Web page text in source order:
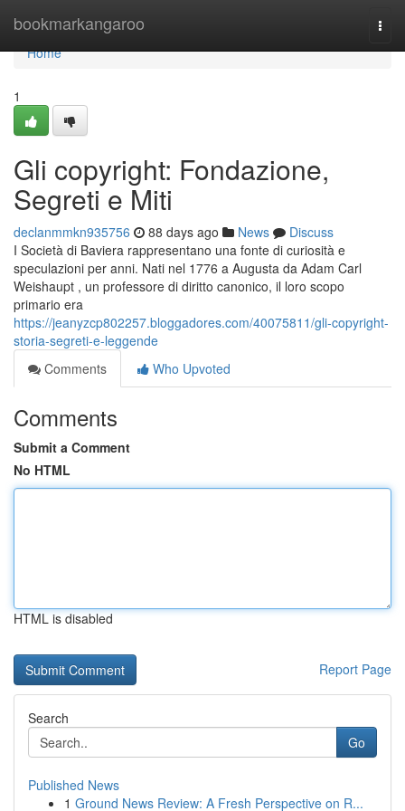
bookmarkangaroo
Home
Home
1
Gli copyright: Fondazione,
Segreti e Miti
declanmmkn935756 88 days ago News
Discuss
I Società di Baviera rappresentano una fonte di curiosità e
speculazioni per anni. Nati nel 1776 a Augusta da Adam Carl
Weishaupt , un professore di diritto canonico, il loro scopo
primario era
https://jeanyzcp802257.bloggadores.com/40075811/gli-copyright-
storia-segreti-e-leggende
Comments
Who Upvoted
Comments
Submit a Comment
No HTML
HTML is disabled
Report Page
Search
Go
Published News
1 Ground News Review: A Fresh Perspective on R...